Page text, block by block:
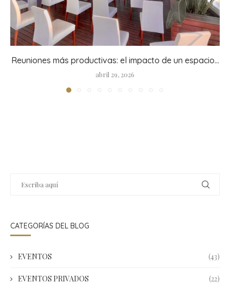
Reuniones más productivas: el impacto de un espacio...
abril 29, 2026
CATEGORÍAS DEL BLOG
EVENTOS (43)
EVENTOS PRIVADOS (22)